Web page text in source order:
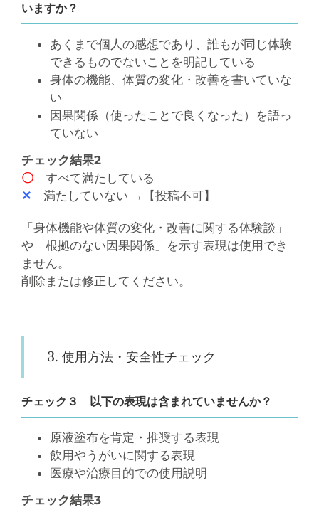
いますか？
あくまで個人の感想であり、誰もが同じ体験
できるものでないことを明記している
身体の機能、体質の変化・改善を書いていな
い
因果関係（使ったことで良くなった）を語っ
ていない
チェック結果2
〇すべて満たしている
✕ 満たしていない →【投稿不可】
「身体機能や体質の変化・改善に関する体験談」
や「根拠のない因果関係」を示す表現は使用でき
ません。
削除または修正してください。
3. 使用方法・安全性チェック
チェック３ 以下の表現は含まれていませんか？
原液塗布を肯定・推奨する表現
飲用やうがいに関する表現
医療や治療目的での使用説明
チェック結果3